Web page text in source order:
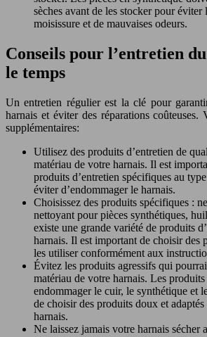
sèches avant de les stocker pour
moisissure et de mauvaises odeurs.
Conseils pour l’entretien
le temps
Un entretien régulier est la clé pour
harnais et éviter des réparations coûteuses.
supplémentaires:
Utilisez des produits d’entretien de
matériau de votre harnais. Il est
produits d’entretien spécifiques au
éviter d’endommager le harnais.
Choisissez des produits spécifiques :
nettoyant pour pièces synthétiques,
existe une grande variété de produits
harnais. Il est important de choisir des
les utiliser conformément aux
Évitez les produits agressifs qui
matériau de votre harnais. Les
endommager le cuir, le synthétique et
de choisir des produits doux et adaptés
harnais.
Ne laissez jamais votre harnais sécher